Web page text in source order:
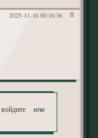
8
2025-11-16 00:16:36
войдитеили